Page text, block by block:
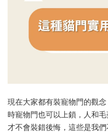
現在大家都有裝寵物門的觀
時寵物門也可以上鎖，人和
才不會裝錯後悔，這些是我